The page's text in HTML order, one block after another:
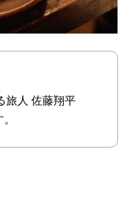
旅人 佐藤翔平